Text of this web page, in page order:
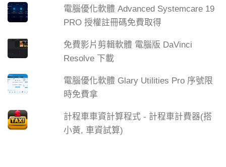
電腦優化軟體 Advanced Systemcare 19
PRO 授權註冊碼免費取得
免費影片剪輯軟體 電腦版 DaVinci
Resolve 下載
電腦優化軟體 Glary Utilities Pro 序號限
時免費拿
計程車車資計算程式 - 計程車計費器(搭
小黃, 車資試算)